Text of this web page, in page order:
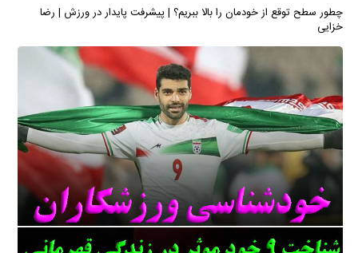
چطور سطح توقع از خودمان را بالا ببریم؟ | پیشرفت پایدار در ورزش | رضا
خزایی